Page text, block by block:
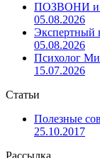
ПОЗВОНИ и
05.08.2026
Экспертный
05.08.2026
Психолог
15.07.2026
Статьи
Полезные
25.10.2017